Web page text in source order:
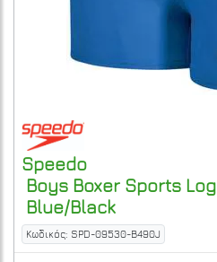
Speedo
Boys Boxer Sports
Blue/Black
Κωδικός: SPD-09530-B490J